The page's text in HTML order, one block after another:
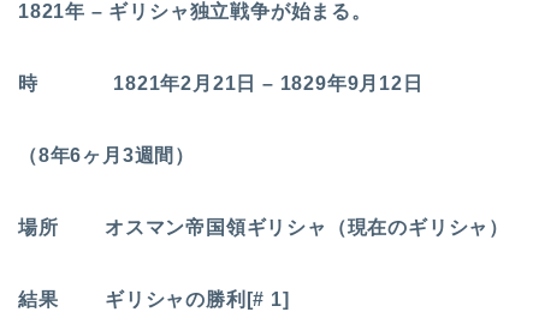
1821年 – ギリシャ独立戦争が始まる。
時 1821年2月21日 – 1829年9月12日
（8年6ヶ月3週間）
場所 オスマン帝国領ギリシャ（現在のギリシャ）
結果 ギリシャの勝利[# 1]